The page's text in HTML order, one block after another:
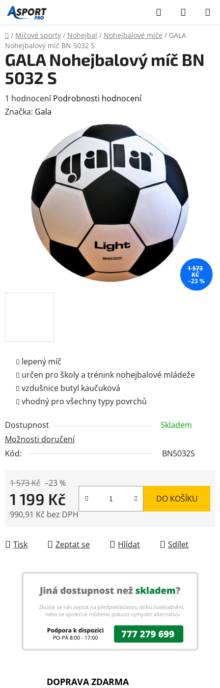
Přejít
na
obsah
Hledat
KOŠÍK
Domů
/ Míčové sporty / Nohejbal / Nohejbalové míče / GALA
Nohejbalový míč BN 5032 S
lepený míč
určen pro školy a trénink nohejbalové mládeže
vzdušnice butyl kaučuková
vhodný pro všechny typy povrchů
Dostupnost
Skladem
Možnosti doručení
Kód:
BN5032S
1 573 Kč –23 %
1 199 Kč
990,91 Kč bez DPH
DO KOŠÍKU
Tisk Zeptat se Hlídat Sdílet
GALA Nohejbalový míč BN
5032 S
Průměrné
hodnocení
hvězdiček.
1 hodnocení Podrobnosti hodnocení
Značka: Gala
1 573
KČ
–23 %
DOPRAVA ZDARMA